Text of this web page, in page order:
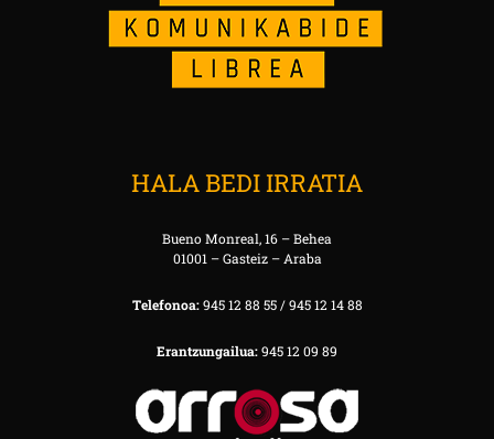
HALA BEDI IRRATIA
Bueno Monreal, 16 – Behea
01001 – Gasteiz – Araba
Telefonoa:945 12 88 55 / 945 12 14 88
Erantzungailua:945 12 09 89